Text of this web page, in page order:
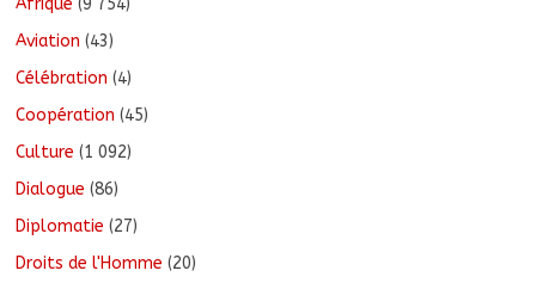
Afrique (9 754)
Aviation (43)
Célébration (4)
Coopération (45)
Culture (1 092)
Dialogue (86)
Diplomatie (27)
Droits de l'Homme (20)